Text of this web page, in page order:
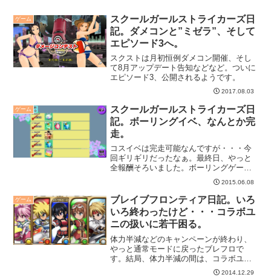
ゲーム
スクールガールストライカーズ日
記。ダメコンと”ミゼラ”、そして
エピソード3へ。
スクストは月初恒例ダメコン開催、そし
て8月アップデート告知などなど。ついに
エピソード3、公開されるようです。
2017.08.03
ゲーム
スクールガールストライカーズ日
記。ボーリングイベ、なんとか完
走。
コスイベは完走可能なんですが・・・今
回ギリギリだったなぁ。最終日、やっと
全報酬そろいました。ボーリングゲーム
2015.06.08
ゲーム
ブレイブフロンティア日記。いろ
いろ終わったけど・・・コラボユ
ニの扱いに若干困る。
体力半減などのキャンペーンが終わり、
やっと通常モードに戻ったブレフロで
す。結局、体力半減の間は、コラボユニ
集めに奔走してしまいましたが・・・こ
2014.12.29